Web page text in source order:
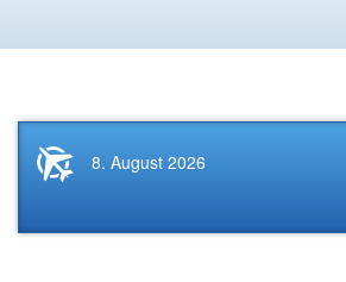
Startseite
News.Tourismus.com
8. August 2026